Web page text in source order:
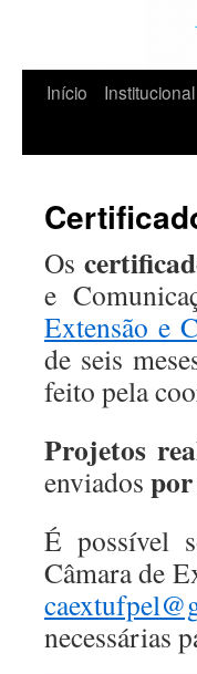
Início Institucional
Os
e
Extensão e
de seis
feito pela
Projetos
enviados
É possível
Câmara de
necessárias